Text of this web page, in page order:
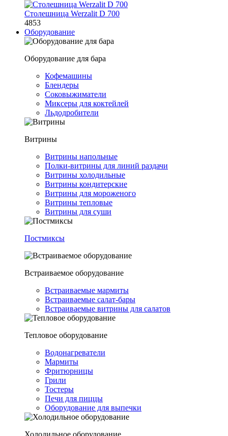
Столешница Werzalit D 700
4853
Оборудование
Оборудование для бара
Кофемашины
Блендеры
Соковыжиматели
Миксеры для коктейлей
Льдодробители
Витрины
Витрины напольные
Полки-витрины для линий раздачи
Витрины холодильные
Витрины кондитерские
Витрины для мороженого
Витрины тепловые
Витрины для суши
Постмиксы
Встраиваемое оборудование
Встраиваемые мармиты
Встраиваемые салат-бары
Встраиваемые витрины для салатов
Тепловое оборудование
Водонагреватели
Мармиты
Фритюрницы
Грили
Тостеры
Печи для пиццы
Оборудование для выпечки
Холодильное оборудование